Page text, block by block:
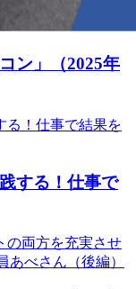
ン」（2025年
する！仕事で